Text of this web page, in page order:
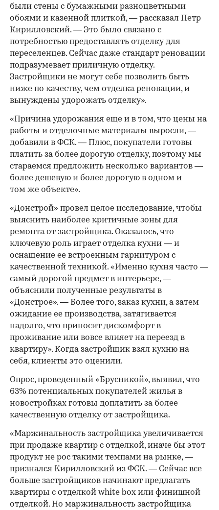
были стены с бумажными разноцветными
обоями и казенной плиткой, — рассказал Петр
Кирилловский. — Это было связано с
потребностью предоставлять отделку для
переселенцев. Сейчас даже стандарт реновации
подразумевает приличную отделку.
Застройщики не могут себе позволить быть
ниже по качеству, чем отделка реновации, и
вынуждены удорожать отделку».
«Причина удорожания еще и в том, что цены на
работы и отделочные материалы выросли, —
добавили в ФСК. — Плюс, покупатели готовы
платить за более дорогую отделку, поэтому мы
стараемся предложить несколько вариантов —
более дешевую и более дорогую в одном и
том же объекте».
«Донстрой» провел целое исследование, чтобы
выяснить наиболее критичные зоны для
ремонта от застройщика. Оказалось, что
ключевую роль играет отделка кухни — и
оснащение ее встроенным гарнитуром с
качественной техникой. «Именно кухня часто —
самый дорогой предмет в интерьере, —
объяснили полученные результаты в
«Донстрое». — Более того, заказ кухни, а затем
ожидание ее производства, затягивается
надолго, что приносит дискомфорт в
проживание или вовсе влияет на переезд в
квартиру». Когда застройщик взял кухню на
себя, клиенты это оценили.
Опрос, проведенный «Брусникой», выявил, что
63% потенциальных покупателей жилья в
новостройках готовы доплатить за более
качественную отделку от застройщика.
«Маржинальность застройщика увеличивается
при продаже квартир с отделкой, иначе бы этот
продукт не рос такими темпами на рынке, —
признался Кирилловский из ФСК. — Сейчас все
больше застройщиков начинают предлагать
квартиры с отделкой white box или финишной
отделкой. Но маржинальность застройщика